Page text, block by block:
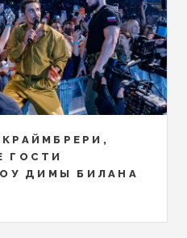
КРАЙМБРЕРИ,
ГОСТИ
ДИМЫ БИЛАНА